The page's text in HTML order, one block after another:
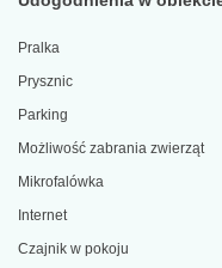
Pralka
Prysznic
Parking
Możliwość zabrania zwierząt
Mikrofalówka
Internet
Czajnik w pokoju